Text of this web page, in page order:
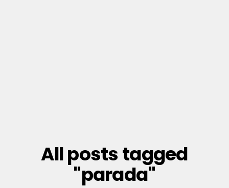
All posts tagged
"parada"